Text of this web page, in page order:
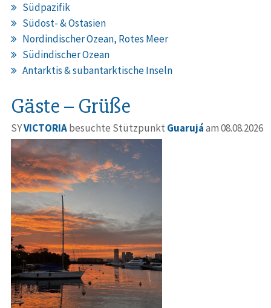
Südpazifik
Südost- & Ostasien
Nordindischer Ozean, Rotes Meer
Südindischer Ozean
Antarktis & subantarktische Inseln
Gäste – Grüße
SYVICTORIAbesuchte Stützpunkt Guarujáam 08.08.2026